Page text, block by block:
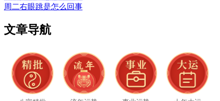
周二右眼跳是怎么回事
文章导航